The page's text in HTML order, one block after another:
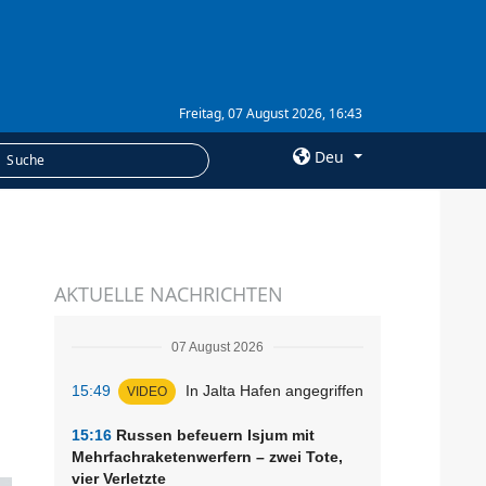
Freitag, 07 August 2026, 16:43
Deu
Abonnement
AKTUELLE NACHRICHTEN
07 August 2026
15:49 VIDEO In Jalta Hafen angegriffen
15:16 Russen befeuern Isjum mit
Mehrfachraketenwerfern – zwei Tote,
vier Verletzte